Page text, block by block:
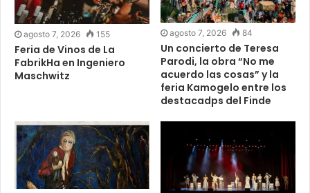
agosto 7, 2026 155
Feria de Vinos de La
FabrikHa en Ingeniero
Maschwitz
agosto 7, 2026 84
Un concierto de Teresa
Parodi, la obra “No me
acuerdo las cosas” y la
feria Kamogelo entre los
destacadps del Finde